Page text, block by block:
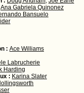
Ana Gabriela Quinonez
Bansuelo
: Ace Williams
Labrucherie
Harding
: Karina Slater